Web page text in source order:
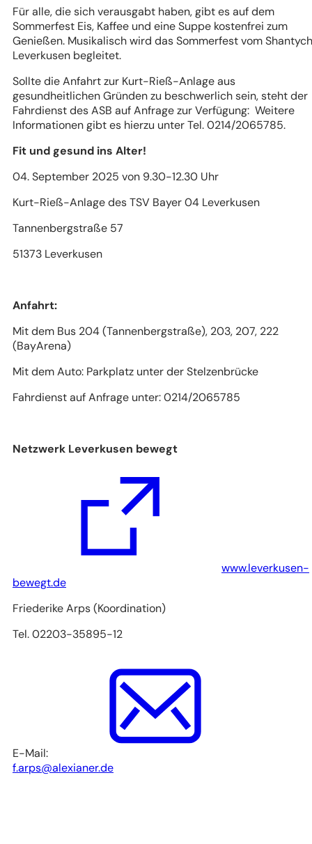
Für alle, die sich verausgabt haben, gibt es auf dem
Sommerfest Eis, Kaffee und eine Suppe kostenfrei zum
Genießen. Musikalisch wird das Sommerfest vom
Leverkusen begleitet.
Sollte die Anfahrt zur Kurt-Rieß-Anlage aus
gesundheitlichen Gründen zu beschwerlich sein, steht der
Fahrdienst des ASB auf Anfrage zur Verfügung: Weitere
Informationen gibt es hierzu unter Tel. 0214/2065785.
Fit und gesund ins Alter!
04. September 2025 von 9.30-12.30 Uhr
Kurt-Rieß-Anlage des TSV Bayer 04 Leverkusen
Tannenbergstraße 57
51373 Leverkusen
Anfahrt:
Mit dem Bus 204 (Tannenbergstraße), 203, 207, 222
(BayArena)
Mit dem Auto: Parkplatz unter der Stelzenbrücke
Fahrdienst auf Anfrage unter: 0214/2065785
Netzwerk Leverkusen bewegt
www.leverkusen-
bewegt.de
(Öffnet
einem
neuen
Tab)
Friederike Arps (Koordination)
Tel. 02203-35895-12
E-Mail:
f.arps
alexianerde